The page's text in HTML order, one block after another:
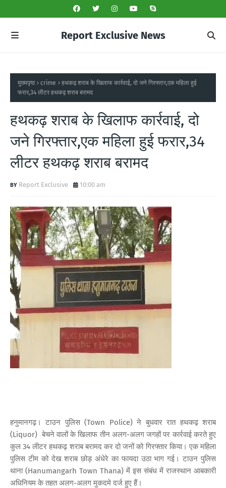
Report Exclusive News
मुख्यपृष्ठ crime
हथकढ़ शराब के खिलाफ कार्रवाई, दो जने गिरफ्तार,एक महिला हुई
फरार,34 लीटर हथकढ़ शराब बरामद
हथकढ़ शराब के खिलाफ कार्रवाई, दो
जने गिरफ्तार,एक महिला हुई फरार,34
लीटर हथकढ़ शराब बरामद
Report Exclusive 10:00 am
हनुमानगढ़। टाउन पुलिस (Town Police) ने बुधवार रात हथकढ़ शराब
(Liquor) बेचने वालों के खिलाफ तीन अलग-अलग जगहों पर कार्रवाई करते हुए
कुल 34 लीटर हथकढ़ शराब बरामद कर दो जनों को गिरफ्तार किया। एक महिला
पुलिस टीम को देख शराब छोड़ अंधेरे का फायदा उठा भाग गई। टाउन पुलिस
थाना (Hanumangarh Town Thana) में इस संबंध में राजस्थान आबकारी
अधिनियम के तहत अलग-अलग मुकदमे दर्ज हुए हैं।